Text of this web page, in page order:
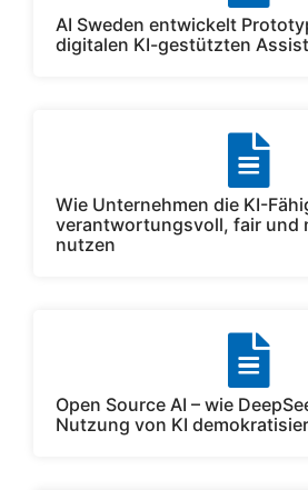
AI Sweden entwickelt
digitalen KI-gestützten
Wie Unternehmen die KI-
verantwortungsvoll, fair und
nutzen
Open Source AI – wie
Nutzung von KI